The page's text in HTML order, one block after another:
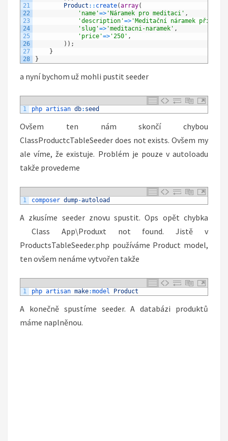
21
22
23
24
25
26
27
28
Product :: create(array(
'name'=> 'Náramek pro meditaci' ,
'description'=> 'Meditační náramek přímo
'slug'=> 'meditacni-naramek' ,
'price'=> '250' ,
) ) ;
}
}
a nyní bychom už mohli pustit seeder
1 php artisan db: seed
Ovšem ten nám skončí chybou
ClassProductcTableSeeder does not exists. Ovšem my
ale víme, že existuje. Problém je pouze v autoloadu
takže provedeme
1 composer dump-autoload
A zkusíme seeder znovu spustit. Ops opět chybka
Class App\Produxt not found. Jistě v
ProductsTableSeeder.php používáme Product model,
ten ovšem nenáme vytvořen takže
1 php artisan make:model Product
A konečně spustíme seeder. A databázi produktů
máme naplněnou.